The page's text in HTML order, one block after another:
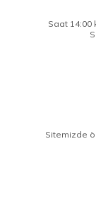
Saat 14:00
Sitemizde